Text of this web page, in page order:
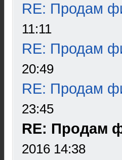
RE: Продам
11:11
RE: Продам
20:49
RE: Продам
23:45
RE: Продам
2016 14:38